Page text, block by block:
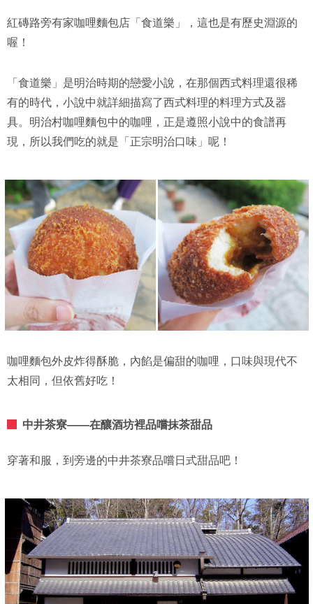
紅磚路旁有家咖哩麵包店「食道樂」，這也是有歷史淵源的
喔！
「食道樂」是明治時期的戀愛小說，在那個西式料理還很稀
有的時代，小說中就詳細描寫了西式料理的料理方式及器
具。明治村咖哩麵包中的咖哩，正是遵照小說中的食譜再
現，所以我們吃的就是「正宗明治口味」呢！
咖哩麵包外皮炸得酥脆，內餡是偏甜的咖哩，口味與現代不
太相同，但依舊好吃！
中井茶寮——在釀酒坊裡品嚐抹茶甜品
穿著和服，到旁邊的中井茶寮品嚐日式甜品吧！